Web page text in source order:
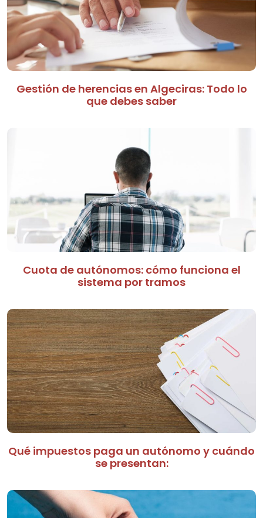
Gestión de herencias en Algeciras: Todo lo
que debes saber
Cuota de autónomos: cómo funciona el
sistema por tramos
Qué impuestos paga un autónomo y cuándo
se presentan: